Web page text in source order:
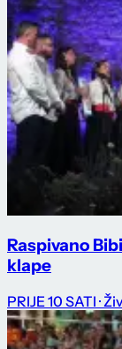
Raspivano
klape
PRIJE 10 SATI ·